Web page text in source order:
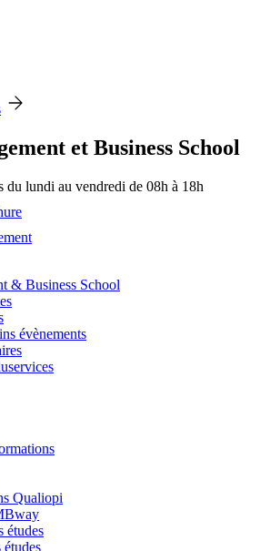
et Business School
du lundi au vendredi de 08h à 18h
& Business School
évènements
Qualiopi
études
études